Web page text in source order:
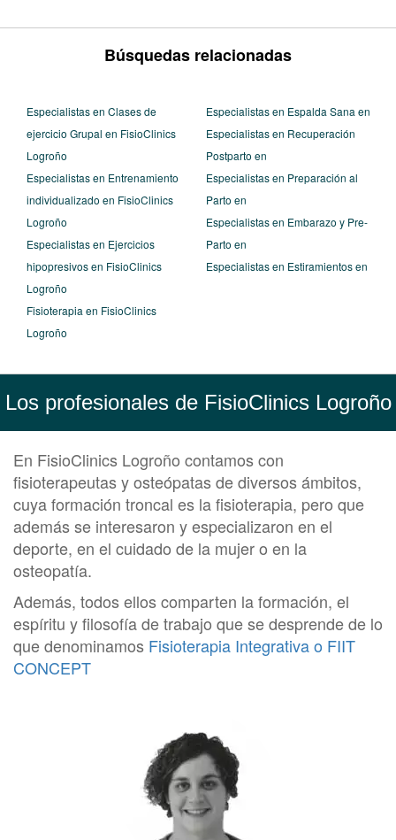
Búsquedas relacionadas
Especialistas en Clases de
ejercicio Grupal en FisioClinics
Logroño
Especialistas en Entrenamiento
individualizado en FisioClinics
Logroño
Especialistas en Ejercicios
hipopresivos en FisioClinics
Logroño
Fisioterapia en FisioClinics
Logroño
Especialistas en Espalda Sana en
Especialistas en Recuperación
Postparto en
Especialistas en Preparación al
Parto en
Especialistas en Embarazo y Pre-
Parto en
Especialistas en Estiramientos en
Los profesionales de FisioClinics Logroño
En FisioClinics Logroño contamos con
fisioterapeutas y osteópatas de diversos ámbitos,
cuya formación troncal es la fisioterapia, pero que
además se interesaron y especializaron en el
deporte, en el cuidado de la mujer o en la
osteopatía.
Además, todos ellos comparten la formación, el
espíritu y filosofía de trabajo que se desprende de lo
que denominamos Fisioterapia Integrativa o FIIT
CONCEPT